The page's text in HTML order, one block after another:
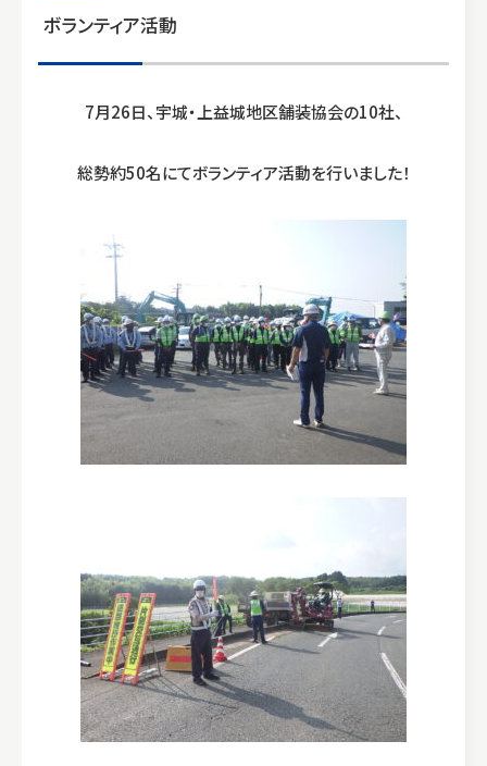
ボランティア活動
7月26日、宇城・上益城地区舗装協会の10社、
総勢約50名にてボランティア活動を行いました！